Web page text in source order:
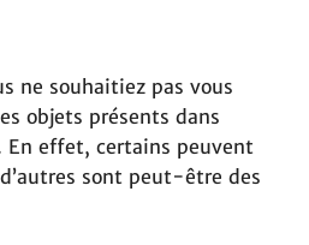
ne souhaitiez pas vous
objets présents dans
En effet, certains peuvent
sont peut-être des